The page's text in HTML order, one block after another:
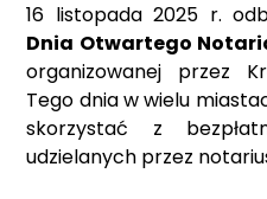
16 listopada 2025 r.
Dnia Otwartego
organizowanej przez
Tego dnia w wielu
skorzystać z
udzielanych przez